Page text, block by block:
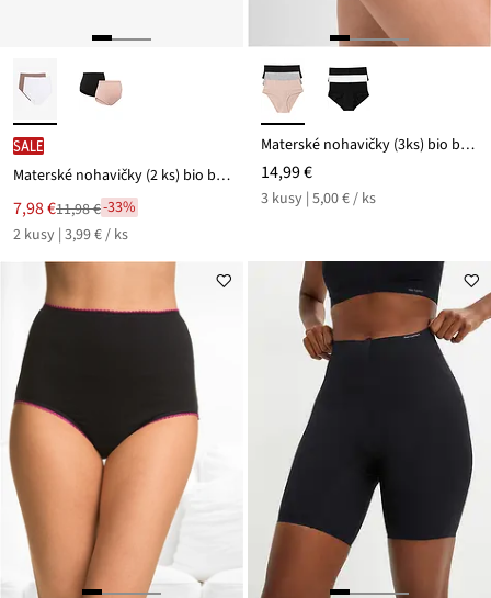
SALE
Materské nohavičky (2 ks) bio bavlna
Nová
cena
je
7,98 €
Zľava
z
ceny
11,98 €
11,98 €-33%
2 kusy | 3,99 € / ks
Materské nohavičky (3ks) bio bavlna
14,99 €
3 kusy | 5,00 € / ks